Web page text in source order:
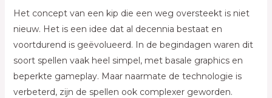
Het concept van een kip die een weg oversteekt is niet
nieuw. Het is een idee dat al decennia bestaat en
voortdurend is geëvolueerd. In de begindagen waren dit
soort spellen vaak heel simpel, met basale graphics en
beperkte gameplay. Maar naarmate de technologie is
verbeterd, zijn de spellen ook complexer geworden.